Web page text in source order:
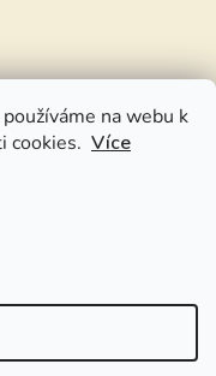
na webu k
cookies. Více